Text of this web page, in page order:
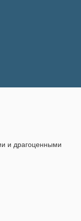
и драгоценными